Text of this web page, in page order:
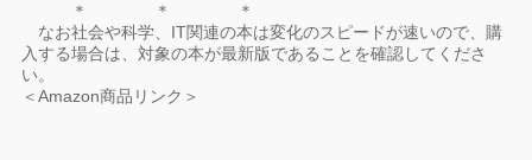
＊ ＊ ＊
なお社会や科学、IT関連の本は変化のスピードが速いので、購
入する場合は、対象の本が最新版であることを確認してくださ
い。
＜Amazon商品リンク＞